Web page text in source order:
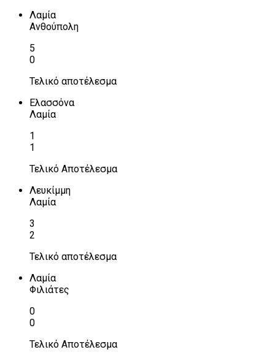
Λαμία
Ανθούπολη
5
0
Τελικό αποτέλεσμα
Ελασσόνα
Λαμία
1
1
Τελικό Αποτέλεσμα
Λευκίμμη
Λαμία
3
2
Τελικό αποτέλεσμα
Λαμία
Φιλιάτες
0
0
Τελικό Αποτέλεσμα